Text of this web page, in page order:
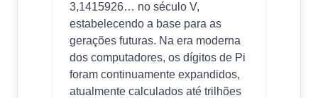
3,1415926… no século V,
estabelecendo a base para as
gerações futuras. Na era moderna
dos computadores, os dígitos de Pi
foram continuamente expandidos,
atualmente calculados até trilhões